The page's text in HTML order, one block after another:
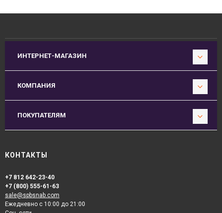
ИНТЕРНЕТ-МАГАЗИН
КОМПАНИЯ
ПОКУПАТЕЛЯМ
КОНТАКТЫ
+7 812 642-23-40
+7 (800) 555-61-63
sale@spbsnab.com
Ежедневно с 10:00 до 21:00